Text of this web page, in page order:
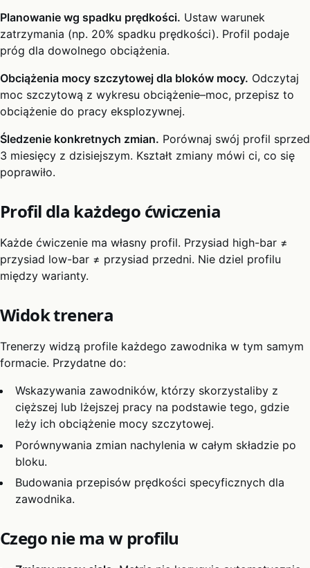
Planowanie wg spadku prędkości. Ustaw warunek
zatrzymania (np. 20% spadku prędkości). Profil podaje
próg dla dowolnego obciążenia.
Obciążenia mocy szczytowej dla bloków mocy. Odczytaj
moc szczytową z wykresu obciążenie–moc, przepisz to
obciążenie do pracy eksplozywnej.
Śledzenie konkretnych zmian. Porównaj swój profil sprzed
3 miesięcy z dzisiejszym. Kształt zmiany mówi ci, co się
poprawiło.
Profil dla każdego ćwiczenia
Każde ćwiczenie ma własny profil. Przysiad high-bar ≠
przysiad low-bar ≠ przysiad przedni. Nie dziel profilu
między warianty.
Widok trenera
Trenerzy widzą profile każdego zawodnika w tym samym
formacie. Przydatne do:
Wskazywania zawodników, którzy skorzystaliby z
cięższej lub lżejszej pracy na podstawie tego, gdzie
leży ich obciążenie mocy szczytowej.
Porównywania zmian nachylenia w całym składzie po
bloku.
Budowania przepisów prędkości specyficznych dla
zawodnika.
Czego nie ma w profilu